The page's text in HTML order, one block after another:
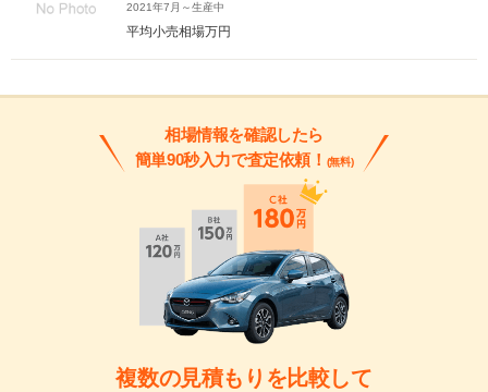
2021年7月～生産中
平均小売相場万円
相場情報を確認したら
簡単90秒入力で査定依頼！ (無料)
複数の見積もりを比較して